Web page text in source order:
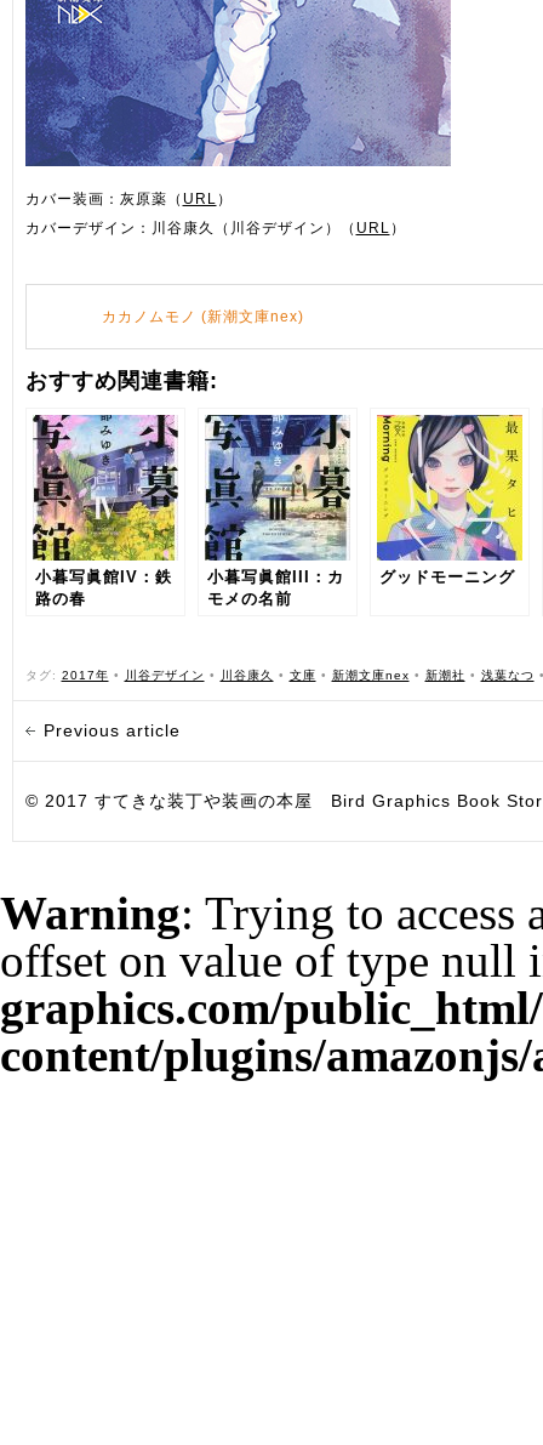
カバー装画：灰原薬（ URL ）
カバーデザイン：川谷康久（川谷デザイン）（ URL ）
カカノムモノ (新潮文庫nex)
おすすめ関連書籍:
小暮写眞館IV：鉄
路の春
小暮写眞館III：カ
モメの名前
グッドモーニング
タグ: 2017年 • 川谷デザイン • 川谷康久 • 文庫 • 新潮文庫nex • 新潮社 • 浅葉なつ
Previous article
© 2017 すてきな装丁や装画の本屋 Bird Graphics Book
Warning: Trying to access
offset on value of type null
graphics.com/
content/plugins/